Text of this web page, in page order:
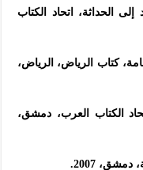
الحداثة، اتحاد الكتاب
كتاب الرياض، الرياض،
الكتاب العرب، دمشق،